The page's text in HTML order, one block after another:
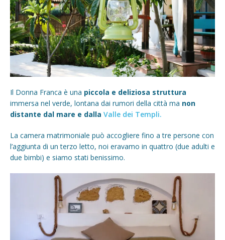
Il Donna Franca è una piccola e deliziosa struttura
immersa nel verde, lontana dai rumori della città ma non
distante dal mare e dalla Valle dei Templi.
La camera matrimoniale può accogliere fino a tre persone con
l’aggiunta di un terzo letto, noi eravamo in quattro (due adulti e
due bimbi) e siamo stati benissimo.